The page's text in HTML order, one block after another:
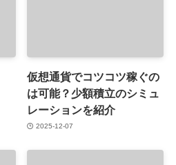
仮想通貨でコツコツ稼ぐの
は可能？少額積立のシミュ
レーションを紹介
2025-12-07